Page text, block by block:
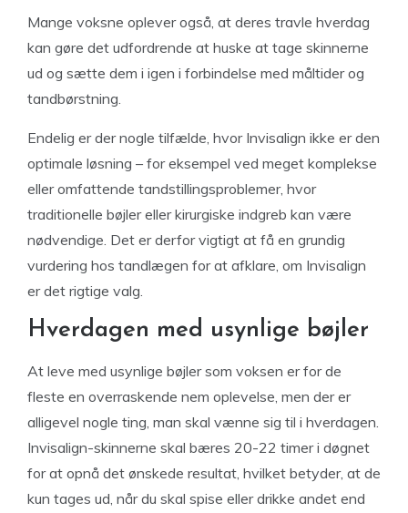
Mange voksne oplever også, at deres travle hverdag
kan gøre det udfordrende at huske at tage skinnerne
ud og sætte dem i igen i forbindelse med måltider og
tandbørstning.
Endelig er der nogle tilfælde, hvor Invisalign ikke er den
optimale løsning – for eksempel ved meget komplekse
eller omfattende tandstillingsproblemer, hvor
traditionelle bøjler eller kirurgiske indgreb kan være
nødvendige. Det er derfor vigtigt at få en grundig
vurdering hos tandlægen for at afklare, om Invisalign
er det rigtige valg.
Hverdagen med usynlige bøjler
At leve med usynlige bøjler som voksen er for de
fleste en overraskende nem oplevelse, men der er
alligevel nogle ting, man skal vænne sig til i hverdagen.
Invisalign-skinnerne skal bæres 20-22 timer i døgnet
for at opnå det ønskede resultat, hvilket betyder, at de
kun tages ud, når du skal spise eller drikke andet end